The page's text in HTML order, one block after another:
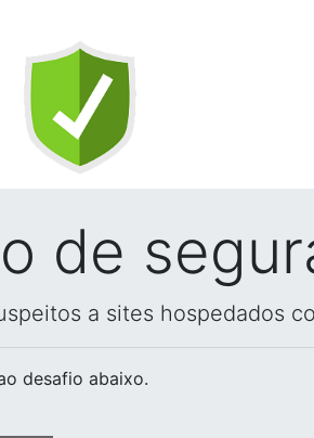
de
a sites hospedados
desafio abaixo.